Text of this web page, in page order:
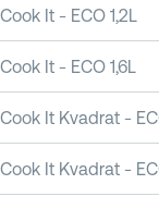
It - ECO 1,2L
It - ECO 1,6L
It Kvadrat -
It Kvadrat -